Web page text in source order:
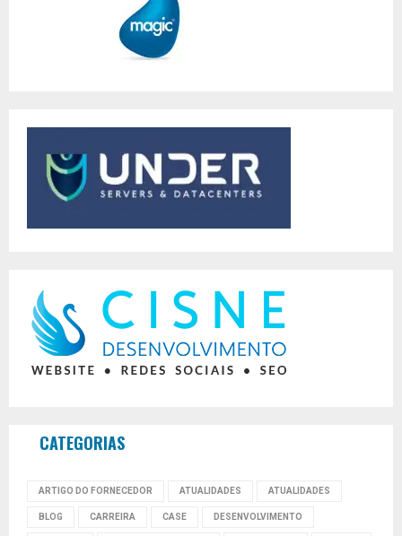
CATEGORIAS
ARTIGO DO FORNECEDOR ATUALIDADES ATUALIDADES
BLOG CARREIRA CASE DESENVOLVIMENTO